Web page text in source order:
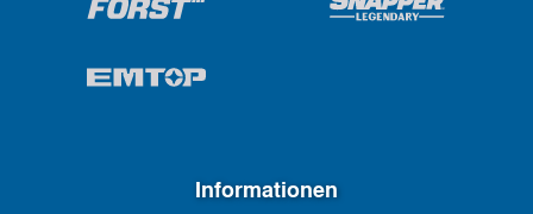
Informationen